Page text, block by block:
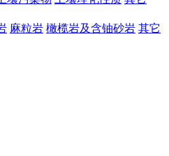
麻粒岩 橄榄岩及含铀砂岩 其它